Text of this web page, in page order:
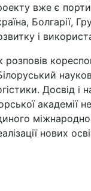
вже є порти,
Болгарії,
і
розповів
Досвід і
академії
нових